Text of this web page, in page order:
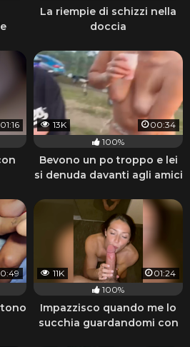
La riempie di schizzi nella
doccia
01:16
13K
00:34
100%
Bevono un po troppo e lei
si denuda davanti agli amici
11K
01:24
100%
Impazzisco quando me lo
succhia guardandomi con